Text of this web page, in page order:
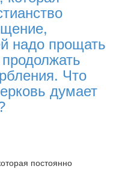
надо прощать
Что
думает
постоянно